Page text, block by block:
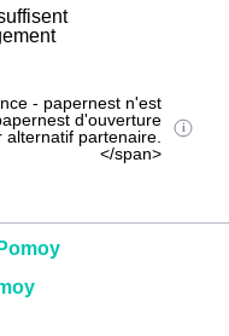
- papernest n'est
d'ouverture
partenaire.
</span>